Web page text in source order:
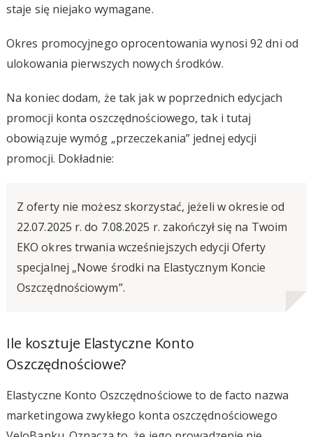
staje się niejako wymagane.
Okres promocyjnego oprocentowania wynosi 92 dni od
ulokowania pierwszych nowych środków.
Na koniec dodam, że tak jak w poprzednich edycjach
promocji konta oszczędnościowego, tak i tutaj
obowiązuje wymóg „przeczekania” jednej edycji
promocji. Dokładnie:
Z oferty nie możesz skorzystać, jeżeli w okresie od
22.07.2025 r. do 7.08.2025 r. zakończył się na Twoim
EKO okres trwania wcześniejszych edycji Oferty
specjalnej „Nowe środki na Elastycznym Koncie
Oszczędnościowym”.
Ile kosztuje Elastyczne Konto
Oszczędnościowe?
Elastyczne Konto Oszczędnościowe to de facto nazwa
marketingowa zwykłego konta oszczędnościowego